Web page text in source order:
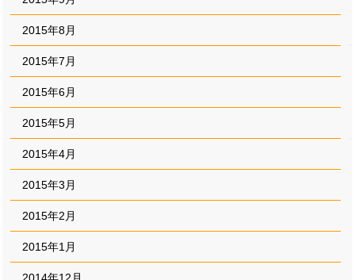
2015年8月
2015年7月
2015年6月
2015年5月
2015年4月
2015年3月
2015年2月
2015年1月
2014年12月